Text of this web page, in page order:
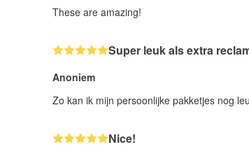
These are amazing!
Super leuk als extra
Anoniem
Zo kan ik mijn persoonlijke pakketjes nog
Nice!